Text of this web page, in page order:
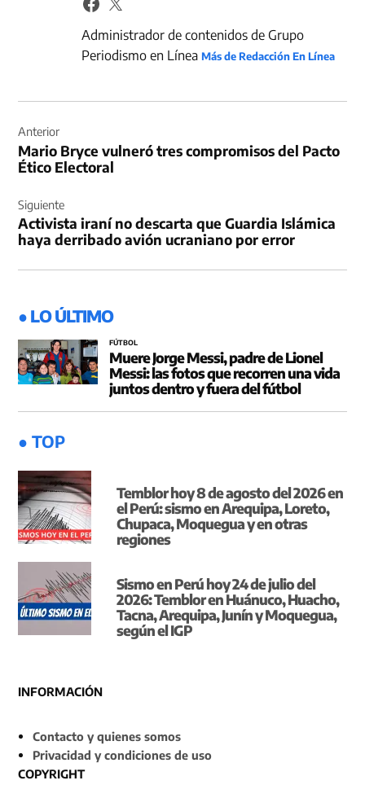
Administrador de contenidos de Grupo
Periodismo en LíneaMás de Redacción En Línea
de
entradas
Anterior
Mario Bryce vulneró tres compromisos del Pacto
Ético Electoral
Siguiente
Activista iraní no descarta que Guardia Islámica
haya derribado avión ucraniano por error
● LO ÚLTIMO
FÚTBOL
Muere Jorge Messi, padre de Lionel
Messi: las fotos que recorren una vida
juntos dentro y fuera del fútbol
● TOP
Temblor hoy 8 de agosto del 2026 en
el Perú: sismo en Arequipa, Loreto,
Chupaca, Moquegua y en otras
regiones
Sismo en Perú hoy 24 de julio del
2026: Temblor en Huánuco, Huacho,
Tacna, Arequipa, Junín y Moquegua,
según el IGP
INFORMACIÓN
Contacto y quienes somos
Privacidad y condiciones de uso
COPYRIGHT